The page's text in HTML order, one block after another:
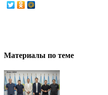
Материалы по теме